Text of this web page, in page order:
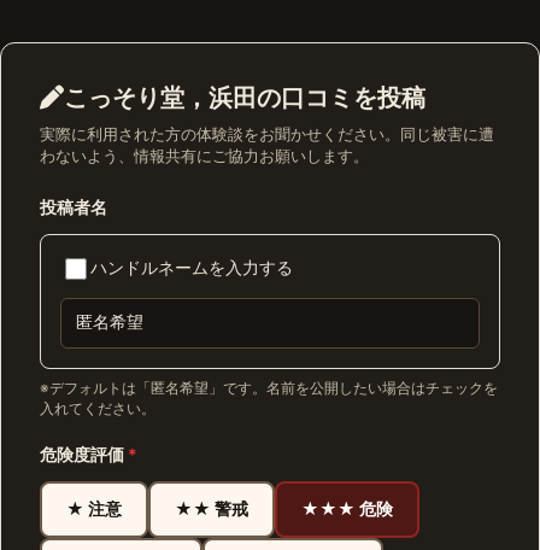
こっそり堂，浜田の口コミを投稿
実際に利用された方の体験談をお聞かせください。同じ被害に遭
わないよう、情報共有にご協力お願いします。
投稿者名
ハンドルネームを入力する
※デフォルトは「匿名希望」です。名前を公開したい場合はチェックを
入れてください。
危険度評価 *
★ 注意 ★★ 警戒 ★★★ 危険